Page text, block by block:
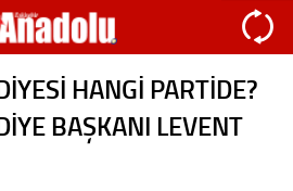
HANGİ PARTİDE?
BAŞKANI LEVENT